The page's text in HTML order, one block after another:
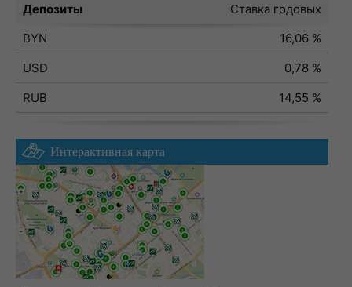
Депозиты
Ставка годовых
BYN
16,06 %
USD
0,78 %
RUB
14,55 %
Интерактивная карта